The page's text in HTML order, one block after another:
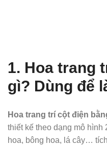
1. Hoa trang
gì? Dùng để
Hoa trang trí cột điện
thiết kế theo dạng mô
hoa, bông hoa, lá cây…